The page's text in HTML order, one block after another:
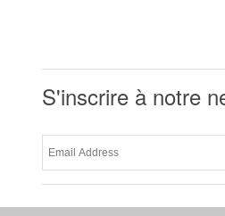
S'inscrire à notre